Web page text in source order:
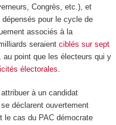
Congrès, etc.), et
pour le cycle de
associés à la
seraient ciblés sur sept
, au point que les électeurs qui y
électorales
à un candidat
déclarent ouvertement
le cas du PAC démocrate